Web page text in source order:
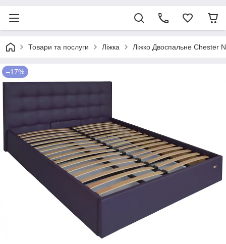
Товари та послуги Ліжка Ліжко Двоспальне Chester
–17%